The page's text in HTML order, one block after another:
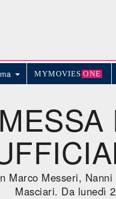
MYMOVIES ONE
Marco Messeri,
Masciari. Da lunedì